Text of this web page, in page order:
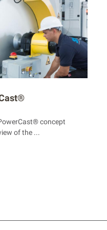
concept
of the ...